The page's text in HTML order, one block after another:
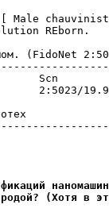
Male
REborn.
(FidoNet
2:5023/19.9
(Хотя в